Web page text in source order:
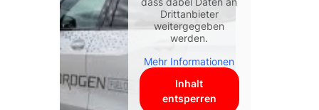
Drittanbieter
weitergegeben
werden.
Mehr Informationen
Inhalt
entsperren